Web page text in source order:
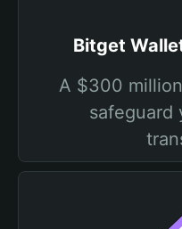
Bitget
A $300
safeguard